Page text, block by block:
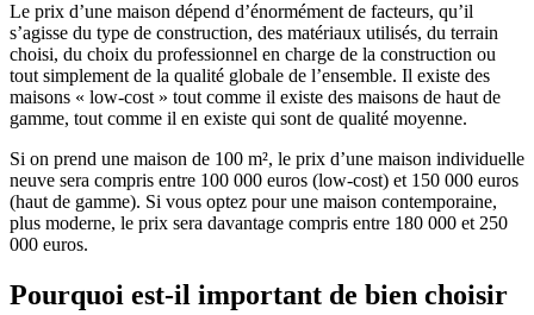
Le prix d’une maison dépend d’énormément de facteurs, qu’il
s’agisse du type de construction, des matériaux utilisés, du terrain
choisi, du choix du professionnel en charge de la construction ou
tout simplement de la qualité globale de l’ensemble. Il existe des
maisons « low-cost » tout comme il existe des maisons de haut de
gamme, tout comme il en existe qui sont de qualité moyenne.
Si on prend une maison de 100 m², le prix d’une maison individuelle
neuve sera compris entre 100 000 euros (low-cost) et 150 000 euros
(haut de gamme). Si vous optez pour une maison contemporaine,
plus moderne, le prix sera davantage compris entre 180 000 et 250
000 euros.
Pourquoi est-il important de bien choisir